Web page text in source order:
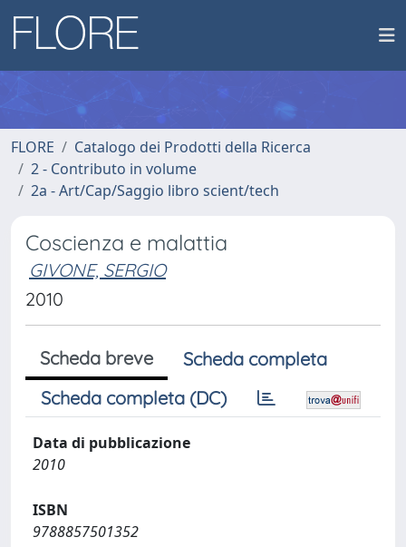
FLORE
Catalogo dei Prodotti della Ricerca
2 - Contributo in volume
2a - Art/Cap/Saggio libro scient/tech
Coscienza e malattia
GIVONE, SERGIO
2010
Scheda breve
Scheda completa
Scheda completa (DC)
Data di pubblicazione
2010
ISBN
9788857501352